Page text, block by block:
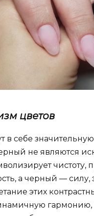
цветов
в себе
не являются
чистоту,
а черный — силу,
этих
гармонию,